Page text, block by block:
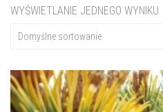
WYŚWIETLANIE JEDNEGO WYNIKU
Domyślne sortowanie